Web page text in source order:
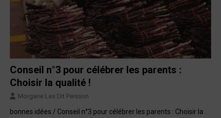
Conseil n°3 pour célébrer les parents :
Choisir la qualité !
Morgane Las Dit Peisson
bonnes idées / Conseil n°3 pour célébrer les parents : Choisir la